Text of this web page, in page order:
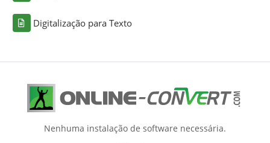
Digitalização para Texto
Nenhuma instalação de software necessária.